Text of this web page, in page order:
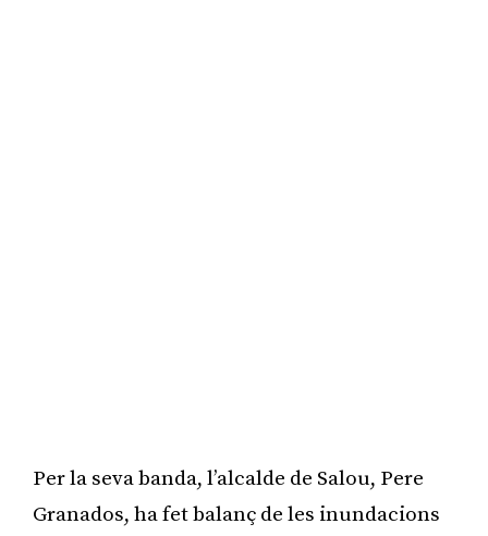
Per la seva banda, l’alcalde de Salou, Pere
Granados, ha fet balanç de les inundacions